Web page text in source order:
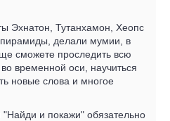
Эхнатон, Тутанхамон, Хеопс
пирамиды, делали мумии, в
сможете проследить всю
временной оси, научиться
новые слова и многое
"Найди и покажи" обязательно